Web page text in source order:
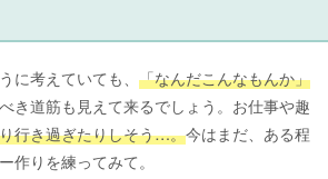
に考えていても、「なんだこんなもんか」
き道筋も見えて来るでしょう。お仕事や趣
行き過ぎたりしそう…。今はまだ、ある程
りを練ってみて。